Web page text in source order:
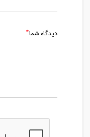
دیدگاه شما